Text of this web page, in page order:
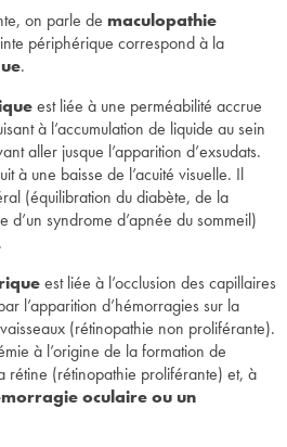
on parle de maculopathie
périphérique correspond à la
.
est liée à une perméabilité accrue
à l’accumulation de liquide au sein
aller jusque l’apparition d’exsudats.
à une baisse de l’acuité visuelle. Il
(équilibration du diabète, de la
d’un syndrome d’apnée du sommeil)
est liée à l’occlusion des capillaires
l’apparition d’hémorragies sur la
(rétinopathie non proliférante).
à l’origine de la formation de
rétine (rétinopathie proliférante) et, à
oculaire ou un